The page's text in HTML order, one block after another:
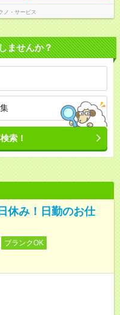
ノ・サービス
ませんか？
索！
休み！日勤のお仕
ブランクOK